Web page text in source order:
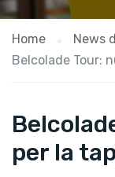
Home
News
Belcolade Tour:
per la